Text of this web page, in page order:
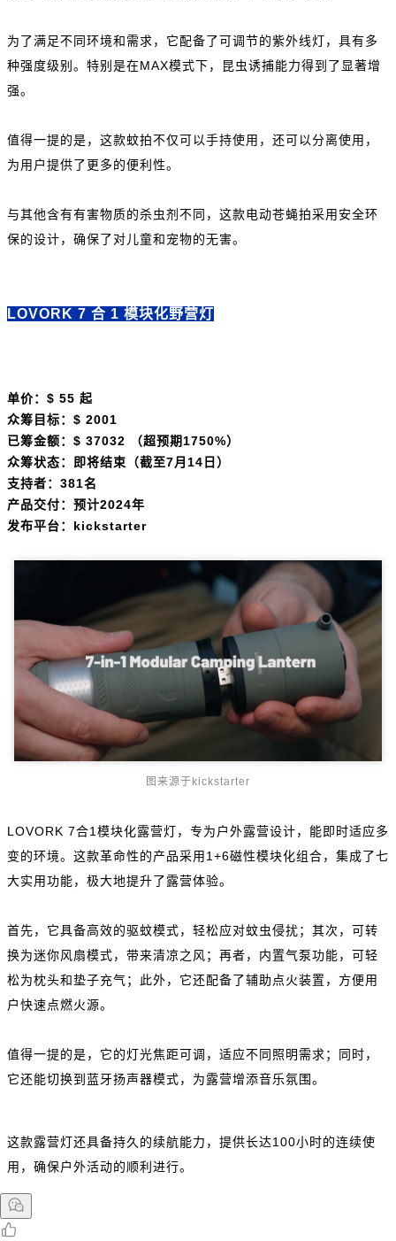
为了满足不同环境和需求，它配备了可调节的紫外线灯，具有多
种强度级别。特别是在MAX模式下，昆虫诱捕能力得到了显著增
强。
值得一提的是，这款蚊拍不仅可以手持使用，还可以分离使用，
为用户提供了更多的便利性。
与其他含有有害物质的杀虫剂不同，这款电动苍蝇拍采用安全环
保的设计，确保了对儿童和宠物的无害。
LOVORK 7 合 1 模块化野营灯
单价：$ 55 起
众筹目标：$ 2001
已筹金额：$ 37032 （超预期1750%）
众筹状态：即将结束（截至7月14日）
支持者：381名
产品交付：预计2024年
发布平台：kickstarter
图来源于kickstarter
LOVORK 7合1模块化露营灯，专为户外露营设计，能即时适应多
变的环境。这款革命性的产品采用1+6磁性模块化组合，集成了七
大实用功能，极大地提升了露营体验。
首先，它具备高效的驱蚊模式，轻松应对蚊虫侵扰；其次，可转
换为迷你风扇模式，带来清凉之风；再者，内置气泵功能，可轻
松为枕头和垫子充气；此外，它还配备了辅助点火装置，方便用
户快速点燃火源。
值得一提的是，它的灯光焦距可调，适应不同照明需求；同时，
它还能切换到蓝牙扬声器模式，为露营增添音乐氛围。
这款露营灯还具备持久的续航能力，提供长达100小时的连续使
用，确保户外活动的顺利进行。